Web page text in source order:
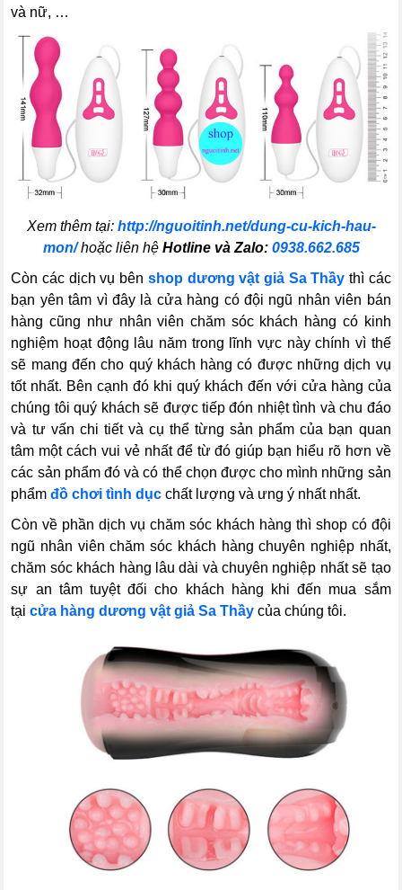
và nữ, …
Xem thêm tại: http://nguoitinh.net/dung-cu-kich-hau-
mon/hoặc liên hệ Hotline và Zalo: 0938.662.685
Còn các dịch vụ bên shop dương vật giả Sa Thầy thì các
bạn yên tâm vì đây là cửa hàng có đội ngũ nhân viên bán
hàng cũng như nhân viên chăm sóc khách hàng có kinh
nghiệm hoạt động lâu năm trong lĩnh vực này chính vì thế
sẽ mang đến cho quý khách hàng có được những dịch vụ
tốt nhất. Bên cạnh đó khi quý khách đến với cửa hàng của
chúng tôi quý khách sẽ được tiếp đón nhiệt tình và chu đáo
và tư vấn chi tiết và cụ thể từng sản phẩm của bạn quan
tâm một cách vui vẻ nhất để từ đó giúp bạn hiểu rõ hơn về
các sản phẩm đó và có thể chọn được cho mình những sản
phẩmđồ chơi tình dục chất lượng và ưng ý nhất nhất.
Còn về phần dịch vụ chăm sóc khách hàng thì shop có đội
ngũ nhân viên chăm sóc khách hàng chuyên nghiệp nhất,
chăm sóc khách hàng lâu dài và chuyên nghiệp nhất sẽ tạo
sự an tâm tuyệt đối cho khách hàng khi đến mua sắm
tạicửa hàng dương vật giả Sa Thầy của chúng tôi.